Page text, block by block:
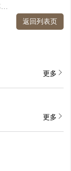
下一篇：嘉维研究 | 剧本改编是尊重市场还是尊重作者？
返回列表页
更多
更多